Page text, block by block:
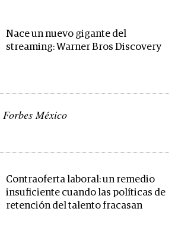
Nace un nuevo gigante del
streaming: Warner Bros Discovery
México
Contraoferta laboral: un remedio
insuficiente cuando las políticas de
retención del talento fracasan